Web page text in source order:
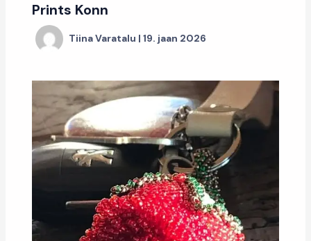
Prints Konn
Tiina Varatalu | 19. jaan 2026